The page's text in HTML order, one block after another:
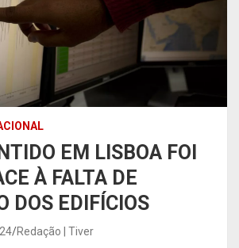
EM LISBOA FOI
À FALTA DE
DOS EDIFÍCIOS
Redação | Tiver